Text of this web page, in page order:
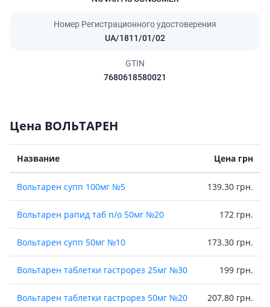
Номер Регистрационного удостоверения
UA/1811/01/02
GTIN
7680618580021
Цена ВОЛЬТАРЕН
Название Цена грн
Вольтарен супп 100мг №5 139.30 грн.
Вольтарен рапид таб п/о 50мг №20 172 грн.
Вольтарен супп 50мг №10 173.30 грн.
Вольтарен таблетки гастрорез 25мг №30 199 грн.
Вольтарен таблетки гастрорез 50мг №20 207.80 грн.